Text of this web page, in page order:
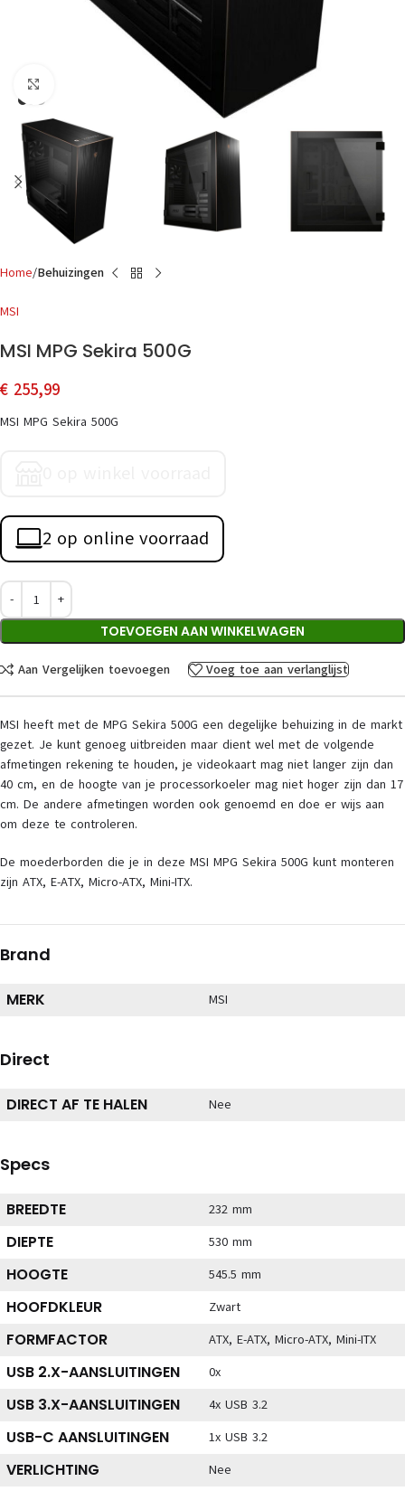
Home Behuizingen
MSI
MSI MPG Sekira 500G
€ 255,99
MSI MPG Sekira 500G
2 op online voorraad
TOEVOEGEN AAN WINKELWAGEN
Aan Vergelijken toevoegen Voeg toe aan verlanglijst
MSI heeft met de MPG Sekira 500G een degelijke behuizing in de markt
gezet. Je kunt genoeg uitbreiden maar dient wel met de volgende
afmetingen rekening te houden, je videokaart mag niet langer zijn dan
40 cm, en de hoogte van je processorkoeler mag niet hoger zijn dan 17
cm. De andere afmetingen worden ook genoemd en doe er wijs aan
om deze te controleren.
De moederborden die je in deze MSI MPG Sekira 500G kunt monteren
zijn ATX, E-ATX, Micro-ATX, Mini-ITX.
Brand
MERK MSI
Direct
DIRECT AF TE HALEN Nee
Specs
BREEDTE 232 mm
DIEPTE 530 mm
HOOGTE 545.5 mm
HOOFDKLEUR Zwart
FORMFACTOR ATX, E-ATX, Micro-ATX, Mini-ITX
USB 2.X-AANSLUITINGEN 0x
USB 3.X-AANSLUITINGEN 4x USB 3.2
USB-C AANSLUITINGEN 1x USB 3.2
VERLICHTING Nee